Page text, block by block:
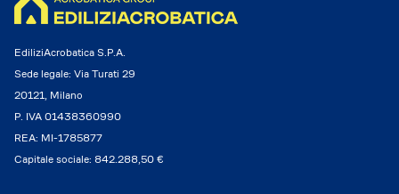
EdiliziAcrobatica S.P.A.
Sede legale: Via Turati 29
20121, Milano
P. IVA 01438360990
REA: MI-1785877
Capitale sociale: 842.288,50 €